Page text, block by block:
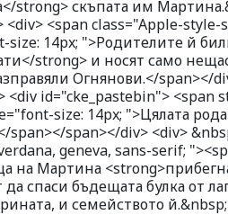
strong> скъпата им
<div> <span class="Apple-
size: 14px; ">Родителите й
strong> и носят само
Огнянови.</span></
<div id="cke_pastebin"> <span
size: 14px; ">Цялата
span></span></div> <div>
geneva, sans-serif;
на Мартина
спаси бъдещата булка от
и семейството